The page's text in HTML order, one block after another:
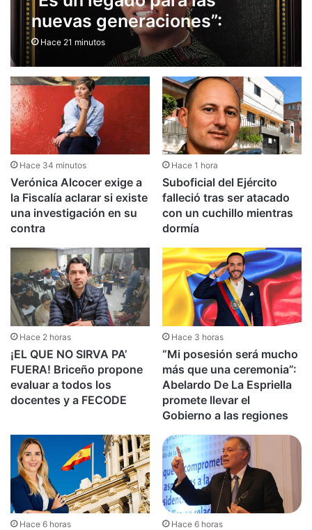
nuevas generaciones”:
Francia Márquez presentó su
retrato oficial
Hace 21 minutos
Hace 34 minutos
Verónica Alcocer exige a
la Fiscalía aclarar si existe
una investigación en su
contra
Hace 1 hora
Suboficial del Ejército
falleció tras ser atacado
con un cuchillo mientras
dormía
Hace 2 horas
¡EL QUE NO SIRVA PA’
FUERA! Briceño propone
evaluar a todos los
docentes y a FECODE
Hace 3 horas
“Mi posesión será mucho
más que una ceremonia”:
Abelardo De La Espriella
promete llevar el
Gobierno a las regiones
Hace 6 horas Hace 6 horas